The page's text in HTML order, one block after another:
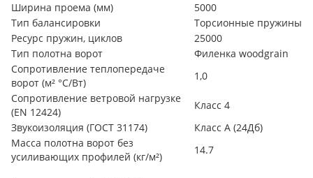
Ширина проема (мм)
5000
Тип балансировки
Торсионные пружины
Ресурс пружин, циклов
25000
Тип полотна ворот
Филенка woodgrain
Сопротивление теплопередаче
ворот (м² °С/Вт)
1,0
Сопротивление ветровой нагрузке
(EN 12424)
Класс 4
Звукоизоляция (ГОСТ 31174)
Класс А (24Дб)
Масса полотна ворот без
усиливающих профилей (кг/м²)
14.7